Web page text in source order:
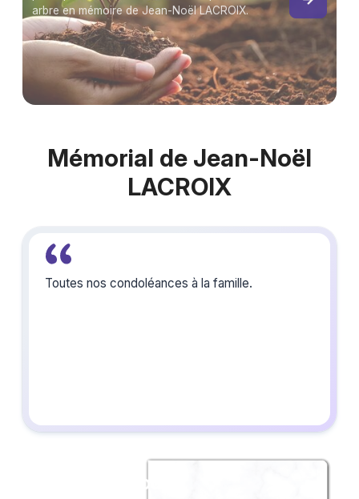
arbre en mémoire de Jean-Noël LACROIX.
Mémorial de Jean-Noël
LACROIX
Toutes nos condoléances à la famille.
Créez un album